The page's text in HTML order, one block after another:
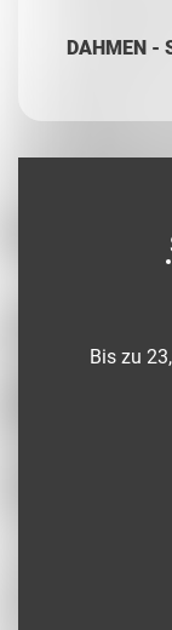
DAHMEN -
Bis zu